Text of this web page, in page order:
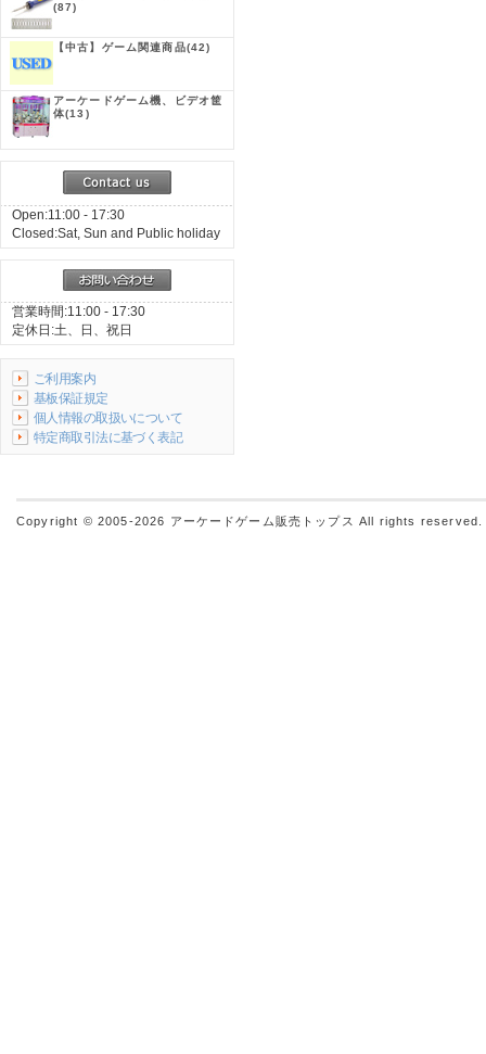
(87)
【中古】ゲーム関連商品(42)
アーケードゲーム機、ビデオ筐
体(13)
Open:11:00 - 17:30
Closed:Sat, Sun and Public holiday
営業時間:11:00 - 17:30
定休日:土、日、祝日
ご利用案内
基板保証規定
個人情報の取扱いについて
特定商取引法に基づく表記
Copyright © 2005-2026 アーケードゲーム販売トップス All rights reserved.